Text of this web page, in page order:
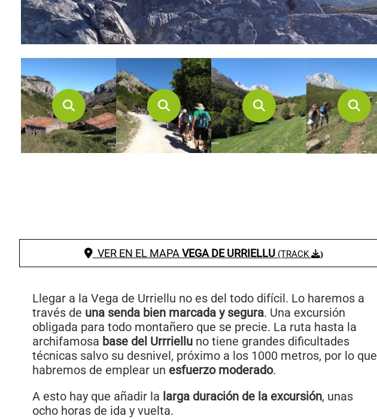
VER EN EL MAPA VEGA DE URRIELLU (TRACK )
Llegar a la Vega de Urriellu no es del todo difícil. Lo haremos a
través de una senda bien marcada y segura. Una excursión
obligada para todo montañero que se precie. La ruta hasta la
archifamosa base del Urrriellu no tiene grandes dificultades
técnicas salvo su desnivel, próximo a los 1000 metros, por lo que
habremos de emplear un esfuerzo moderado.
A esto hay que añadir la larga duración de la excursión, unas
ocho horas de ida y vuelta.